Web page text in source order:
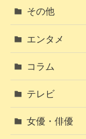
その他
エンタメ
コラム
テレビ
女優・俳優